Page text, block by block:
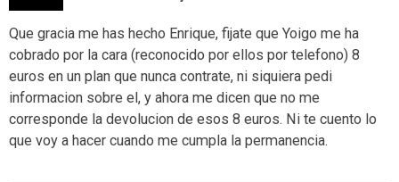
Que gracia me has hecho Enrique, fijate que Yoigo me ha
cobrado por la cara (reconocido por ellos por telefono) 8
euros en un plan que nunca contrate, ni siquiera pedi
informacion sobre el, y ahora me dicen que no me
corresponde la devolucion de esos 8 euros. Ni te cuento lo
que voy a hacer cuando me cumpla la permanencia.